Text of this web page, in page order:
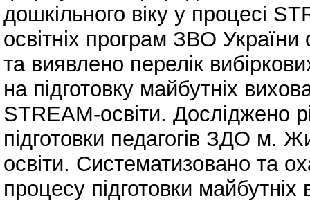
дошкільного віку у процесі
освітніх програм ЗВО України
та виявлено перелік
на підготовку майбутніх
STREAM-освіти. Досліджено
підготовки педагогів ЗДО м.
освіти. Систематизовано та
процесу підготовки